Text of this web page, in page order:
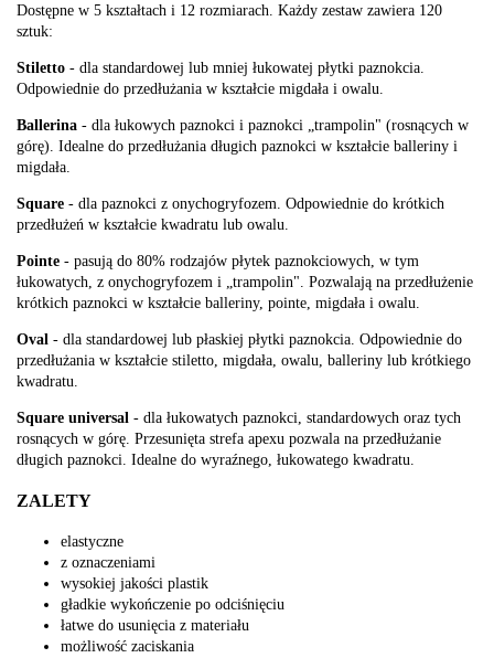
Dostępne w 5 kształtach i 12 rozmiarach. Każdy zestaw zawiera 120
sztuk:
Stiletto - dla standardowej lub mniej łukowatej płytki paznokcia.
Odpowiednie do przedłużania w kształcie migdała i owalu.
Ballerina - dla łukowych paznokci i paznokci „trampolin" (rosnących w
górę). Idealne do przedłużania długich paznokci w kształcie balleriny i
migdała.
Square - dla paznokci z onychogryfozem. Odpowiednie do krótkich
przedłużeń w kształcie kwadratu lub owalu.
Pointe - pasują do 80% rodzajów płytek paznokciowych, w tym
łukowatych, z onychogryfozem i „trampolin". Pozwalają na przedłużenie
krótkich paznokci w kształcie balleriny, pointe, migdała i owalu.
Oval - dla standardowej lub płaskiej płytki paznokcia. Odpowiednie do
przedłużania w kształcie stiletto, migdała, owalu, balleriny lub krótkiego
kwadratu.
Square universal - dla łukowatych paznokci, standardowych oraz tych
rosnących w górę. Przesunięta strefa apexu pozwala na przedłużanie
długich paznokci. Idealne do wyraźnego, łukowatego kwadratu.
ZALETY
elastyczne
z oznaczeniami
wysokiej jakości plastik
gładkie wykończenie po odciśnięciu
łatwe do usunięcia z materiału
możliwość zaciskania